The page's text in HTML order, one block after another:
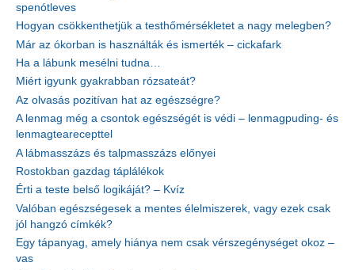
spenótleves
Hogyan csökkenthetjük a testhőmérsékletet a nagy melegben?
Már az ókorban is használták és ismerték – cickafark
Ha a lábunk mesélni tudna…
Miért igyunk gyakrabban rózsateát?
Az olvasás pozitívan hat az egészségre?
A lenmag még a csontok egészségét is védi – lenmagpuding- és
lenmagtearecepttel
A lábmasszázs és talpmasszázs előnyei
Rostokban gazdag táplálékok
Érti a teste belső logikáját? – Kvíz
Valóban egészségesek a mentes élelmiszerek, vagy ezek csak
jól hangzó címkék?
Egy tápanyag, amely hiánya nem csak vérszegénységet okoz –
vas